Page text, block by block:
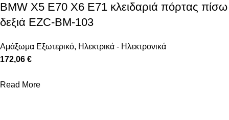
BMW X5 E70 X6 E71 κλειδαριά πόρτας πίσω
δεξιά EZC-BM-103
Αμάξωμα Εξωτερικό, Ηλεκτρικά - Ηλεκτρονικά
172,06 €
Read More